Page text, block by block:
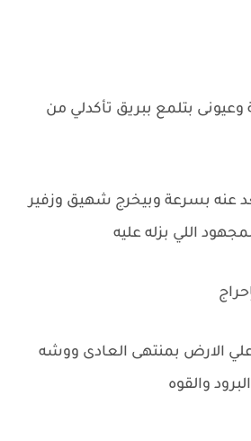
بتلمع ببريق تأكدلي من
عنه بسرعة وبيخرج شهيق وزفير
اللي بزله عليه
الارض بمنتهى العادى ووشه
والقوه